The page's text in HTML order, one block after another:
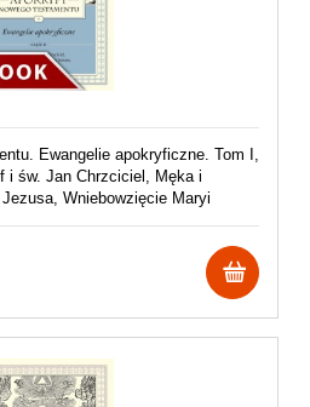
Ewangelie apokryficzne. Tom I,
i św. Jan Chrzciciel, Męka i
Wniebowzięcie Maryi